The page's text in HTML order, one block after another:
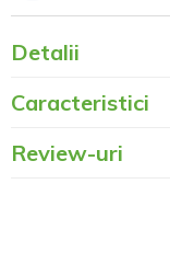
Detalii
Caracteristici
Review-uri